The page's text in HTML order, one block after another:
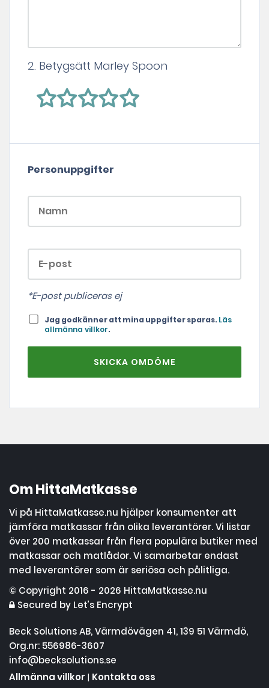
2. Betygsätt Marley Spoon
Personuppgifter
*E-post publiceras ej
Jag godkänner att mina uppgifter sparas. Läs
allmänna villkor.
SKICKA OMDÖME
Om HittaMatkasse
Vi på HittaMatkasse.nu hjälper konsumenter att
jämföra matkassar från olika leverantörer. Vi listar
över 200 matkassar från flera populära butiker med
matkassar och matlådor. Vi samarbetar endast
med leverantörer som är seriösa och pålitliga.
© Copyright 2016 - 2026 HittaMatkasse.nu
Secured by Let’s Encrypt
Beck Solutions AB, Värmdövägen 41, 139 51 Värmdö,
Org.nr: 556986-3607
info@becksolutions.se
Allmänna villkor | Kontakta oss